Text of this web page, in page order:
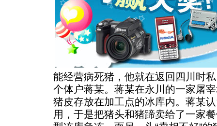
能经营病死猪，他就在返回四川时
个体户蒋某。蒋某在永川的一家屠
猪皮存放在加工点的冰库内。蒋某
用，于是把猪头和猪蹄卖给了一家